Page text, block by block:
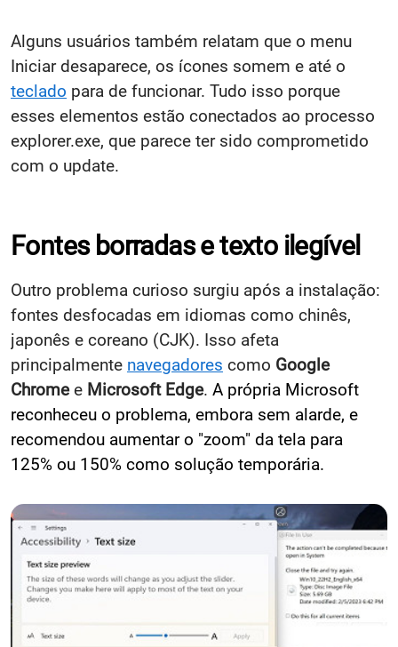
Alguns usuários também relatam que o menu
Iniciar desaparece, os ícones somem e até o
teclado para de funcionar. Tudo isso porque
esses elementos estão conectados ao processo
explorer.exe, que parece ter sido comprometido
com o update.
Fontes borradas e texto ilegível
Outro problema curioso surgiu após a instalação:
fontes desfocadas em idiomas como chinês,
japonês e coreano (CJK). Isso afeta
principalmente navegadores como Google
Chromee Microsoft Edge. A própria Microsoft
reconheceu o problema, embora sem alarde, e
recomendou aumentar o "zoom" da tela para
125% ou 150% como solução temporária.